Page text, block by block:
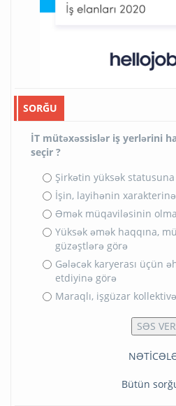
SORĞU
İT mütəxəssislər iş yerlərini
seçir ?
Şirkətin yüksək
İşin, layihənin
Əmək müqaviləsinin
Yüksək əmək haqqına,
güzəştlərə görə
Gələcək karyerası üçün
etdiyinə görə
Maraqlı, işgüzar
Bütün